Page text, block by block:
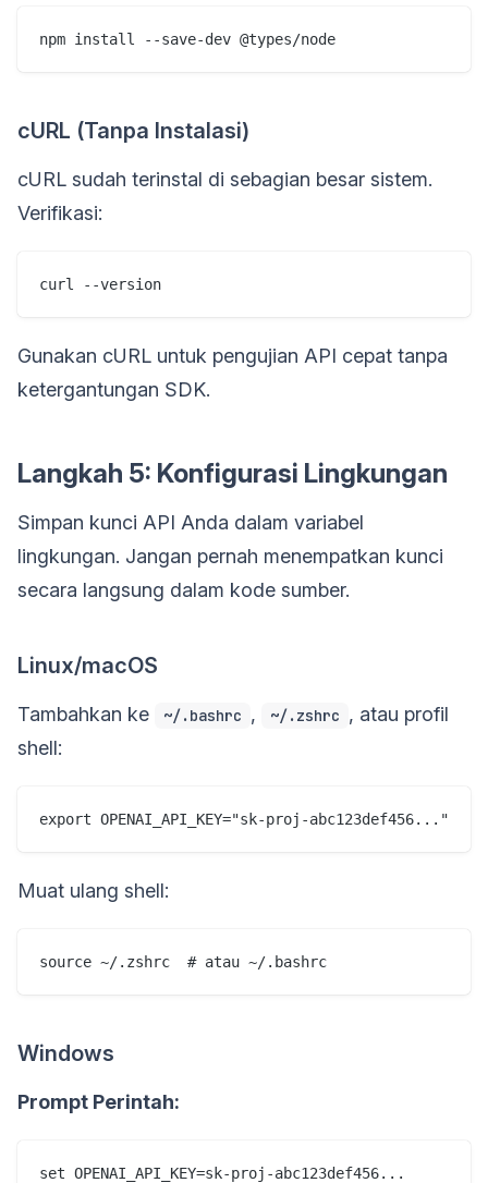
npm install --save-dev @types/node
cURL (Tanpa Instalasi)
cURL sudah terinstal di sebagian besar sistem.
Verifikasi:
curl --version
Gunakan cURL untuk pengujian API cepat tanpa
ketergantungan SDK.
Langkah 5: Konfigurasi Lingkungan
Simpan kunci API Anda dalam variabel
lingkungan. Jangan pernah menempatkan kunci
secara langsung dalam kode sumber.
Linux/macOS
Tambahkan ke ~/.bashrc , ~/.zshrc , atau profil
shell:
export OPENAI_API_KEY="sk-proj-abc123def456..."
Muat ulang shell:
source ~/.zshrc  # atau ~/.bashrc
Windows
Prompt Perintah:
set OPENAI_API_KEY=sk-proj-abc123def456...